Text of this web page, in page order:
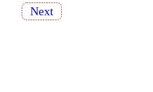
Next